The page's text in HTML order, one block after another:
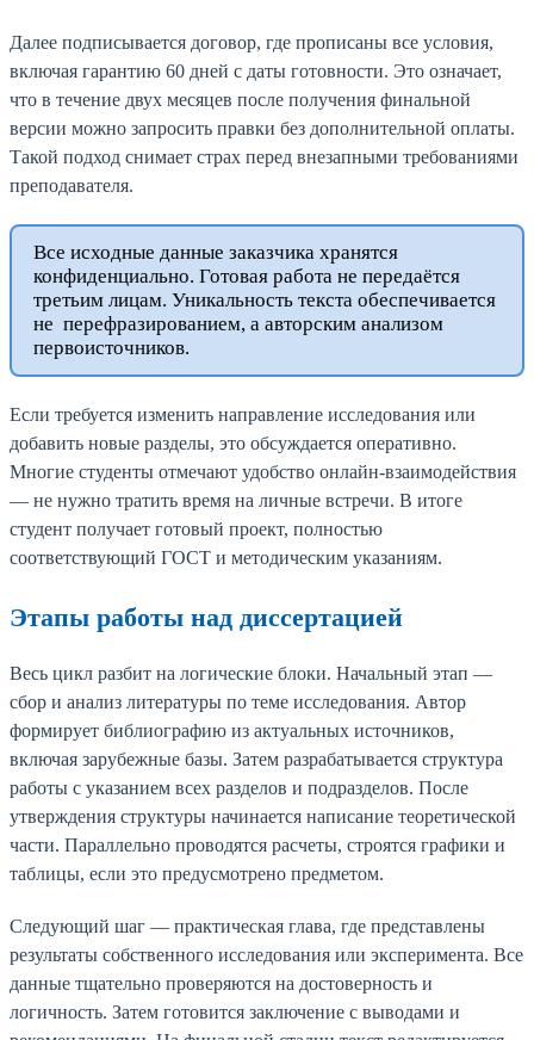
Далее подписывается договор, где прописаны все условия,
включая гарантию 60 дней с даты готовности. Это означает,
что в течение двух месяцев после получения финальной
версии можно запросить правки без дополнительной оплаты.
Такой подход снимает страх перед внезапными требованиями
преподавателя.
Все исходные данные заказчика хранятся
конфиденциально. Готовая работа не передаётся
третьим лицам. Уникальность текста обеспечивается
не перефразированием, а авторским анализом
первоисточников.
Если требуется изменить направление исследования или
добавить новые разделы, это обсуждается оперативно.
Многие студенты отмечают удобство онлайн-взаимодействия
— не нужно тратить время на личные встречи. В итоге
студент получает готовый проект, полностью
соответствующий ГОСТ и методическим указаниям.
Этапы работы над диссертацией
Весь цикл разбит на логические блоки. Начальный этап —
сбор и анализ литературы по теме исследования. Автор
формирует библиографию из актуальных источников,
включая зарубежные базы. Затем разрабатывается структура
работы с указанием всех разделов и подразделов. После
утверждения структуры начинается написание теоретической
части. Параллельно проводятся расчеты, строятся графики и
таблицы, если это предусмотрено предметом.
Следующий шаг — практическая глава, где представлены
результаты собственного исследования или эксперимента. Все
данные тщательно проверяются на достоверность и
логичность. Затем готовится заключение с выводами и